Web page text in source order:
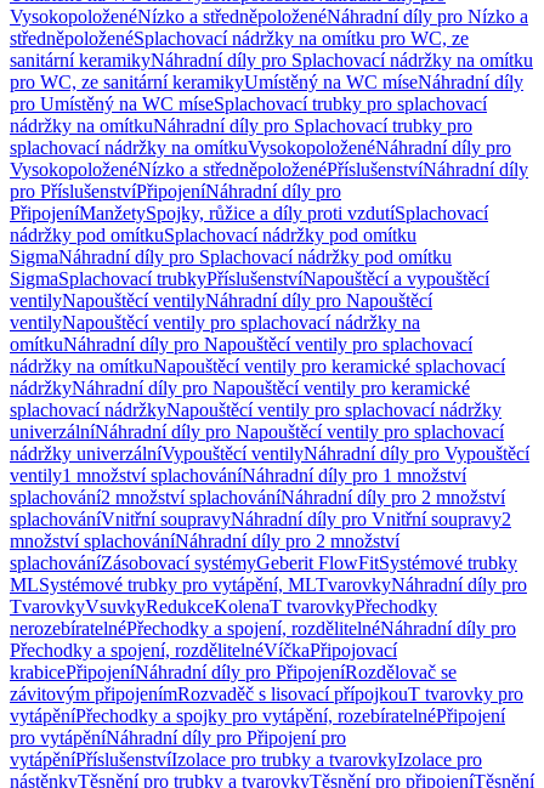
VysokopoloženéNízko a středněpoloženéNáhradní díly pro Nízko a
středněpoloženéSplachovací nádržky na omítku pro WC, ze
sanitární keramikyNáhradní díly pro Splachovací nádržky na omítku
pro WC, ze sanitární keramikyUmístěný na WC míseNáhradní díly
pro Umístěný na WC míseSplachovací trubky pro splachovací
nádržky na omítkuNáhradní díly pro Splachovací trubky pro
splachovací nádržky na omítkuVysokopoloženéNáhradní díly pro
VysokopoloženéNízko a středněpoloženéPříslušenstvíNáhradní díly
pro PříslušenstvíPřipojeníNáhradní díly pro
PřipojeníManžetySpojky, růžice a díly proti vzdutíSplachovací
nádržky pod omítkuSplachovací nádržky pod omítku
SigmaNáhradní díly pro Splachovací nádržky pod omítku
SigmaSplachovací trubkyPříslušenstvíNapouštěcí a vypouštěcí
ventilyNapouštěcí ventilyNáhradní díly pro Napouštěcí
ventilyNapouštěcí ventily pro splachovací nádržky na
omítkuNáhradní díly pro Napouštěcí ventily pro splachovací
nádržky na omítkuNapouštěcí ventily pro keramické splachovací
nádržkyNáhradní díly pro Napouštěcí ventily pro keramické
splachovací nádržkyNapouštěcí ventily pro splachovací nádržky
univerzálníNáhradní díly pro Napouštěcí ventily pro splachovací
nádržky univerzálníVypouštěcí ventilyNáhradní díly pro Vypouštěcí
ventily1 množství splachováníNáhradní díly pro 1 množství
splachování2 množství splachováníNáhradní díly pro 2 množství
splachováníVnitřní soupravyNáhradní díly pro Vnitřní soupravy2
množství splachováníNáhradní díly pro 2 množství
splachováníZásobovací systémyGeberit FlowFitSystémové trubky
MLSystémové trubky pro vytápění, MLTvarovkyNáhradní díly pro
TvarovkyVsuvkyRedukceKolenaT tvarovkyPřechodky
nerozebíratelnéPřechodky a spojení, rozdělitelnéNáhradní díly pro
Přechodky a spojení, rozdělitelnéVíčkaPřipojovací
krabicePřipojeníNáhradní díly pro PřipojeníRozdělovač se
závitovým připojenímRozvaděč s lisovací přípojkouT tvarovky pro
vytápěníPřechodky a spojky pro vytápění, rozebíratelnéPřipojení
pro vytápěníNáhradní díly pro Připojení pro
vytápěníPříslušenstvíIzolace pro trubky a tvarovkyIzolace pro
nástěnkyTěsnění pro trubky a tvarovkyTěsnění pro připojeníTěsnění